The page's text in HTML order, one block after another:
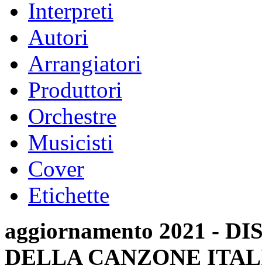
Interpreti
Autori
Arrangiatori
Produttori
Orchestre
Musicisti
Cover
Etichette
aggiornamento 2021 -
DELLA CANZONE